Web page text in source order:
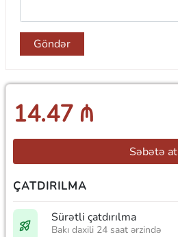
Göndər
14.47 ₼
Səbətə at
ÇATDIRILMA
Sürətli çatdırılma
Bakı daxili 24 saat ərzində